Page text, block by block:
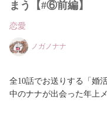
まう【#⑥前編】
恋愛
ノガノナナ
全10話でお送りする「婚
中のナナが出会った年上